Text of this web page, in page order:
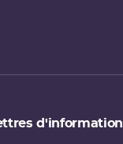
d'information